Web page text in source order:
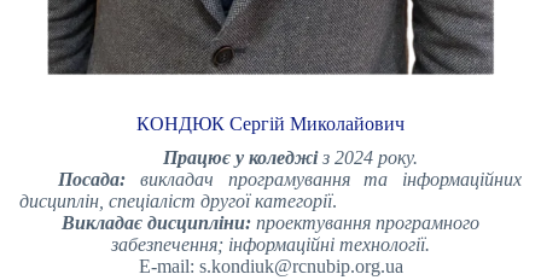
КОНДЮК Сергій Миколайович
Працює у коледжіз 2024 року.
Посада: викладач програмування та інформаційних
дисциплін, спеціаліст другої категорії.
Викладає дисципліни: проектування програмного
забезпечення; інформаційні технології.
E-mail: s.kondiuk@rcnubip.org.ua